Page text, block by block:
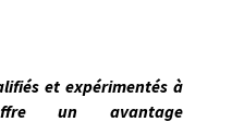
et expérimentés à
un avantage